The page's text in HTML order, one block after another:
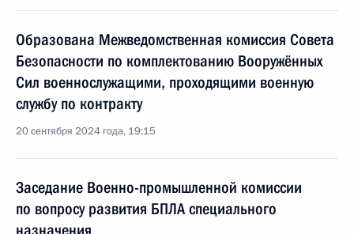
Образована Межведомственная комиссия Совета
Безопасности по комплектованию Вооружённых
Сил военнослужащими, проходящими военную
службу по контракту
20 сентября 2024 года, 19:15
Заседание Военно-промышленной комиссии
по вопросу развития БПЛА специального
назначения